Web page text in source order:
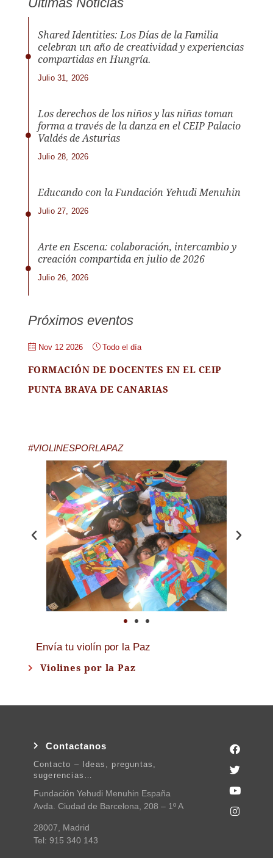
Shared Identities: Los Días de la Familia
celebran un año de creatividad y experiencias
compartidas en Hungría.
Julio 31, 2026
Los derechos de los niños y las niñas toman
forma a través de la danza en el CEIP Palacio
Valdés de Asturias
Julio 28, 2026
Educando con la Fundación Yehudi Menuhin
Julio 27, 2026
Arte en Escena: colaboración, intercambio y
creación compartida en julio de 2026
Julio 26, 2026
Próximos eventos
Nov 12 2026 Todo el día
FORMACIÓN DE DOCENTES EN EL CEIP
PUNTA BRAVA DE CANARIAS
#VIOLINESPORLAPAZ
Envía tu violín por la Paz
Violines por la Paz
Contactanos
Contacto – Ideas, preguntas,
sugerencias…
Fundación Yehudi Menuhin España
Avda. Ciudad de Barcelona, 208 – 1º A
28007, Madrid
Tel: 915 340 143